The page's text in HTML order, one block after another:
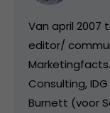
Van april 2007
editor/
Consulting,
Burnett (voor